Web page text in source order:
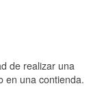
de realizar una
en una contienda.